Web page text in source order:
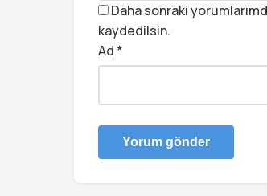
Daha sonraki
kaydedilsin.
Ad *